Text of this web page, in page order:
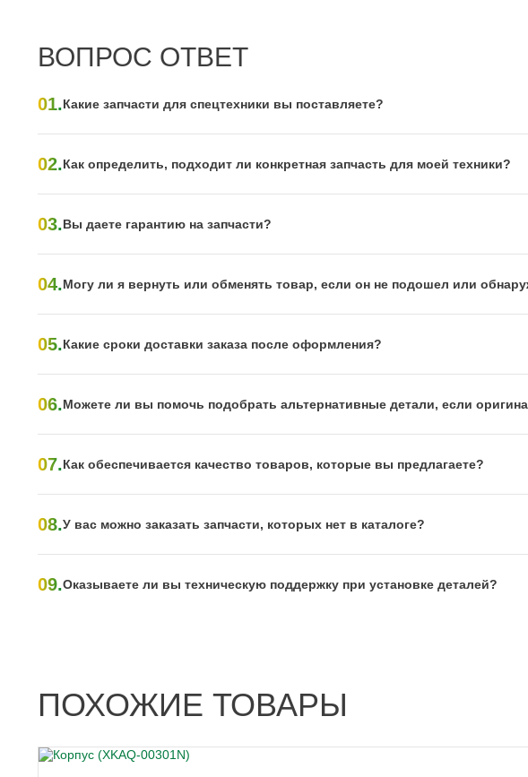
ВОПРОС ОТВЕТ
01.Какие запчасти для спецтехники вы поставляете?
02.Как определить, подходит ли конкретная запчасть для моей техники?
03.Вы даете гарантию на запчасти?
04.Могу ли я вернуть или обменять товар, если он не подошел или
05.Какие сроки доставки заказа после оформления?
06.Можете ли вы помочь подобрать альтернативные детали, если
07.Как обеспечивается качество товаров, которые вы предлагаете?
08.У вас можно заказать запчасти, которых нет в каталоге?
09.Оказываете ли вы техническую поддержку при установке деталей?
ПОХОЖИЕ ТОВАРЫ